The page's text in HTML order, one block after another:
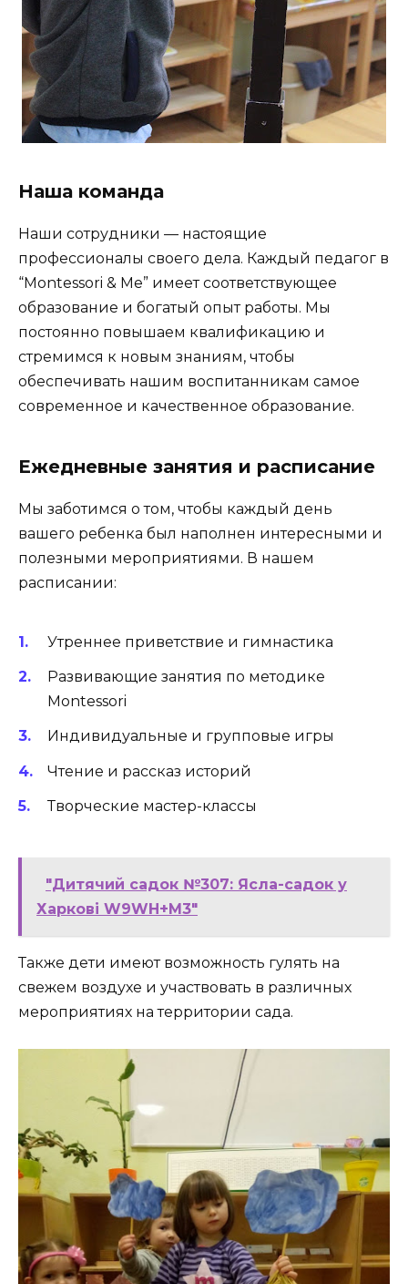
Наша команда
Наши сотрудники — настоящие
профессионалы своего дела. Каждый педагог в
“Montessori & Me” имеет соответствующее
образование и богатый опыт работы. Мы
постоянно повышаем квалификацию и
стремимся к новым знаниям, чтобы
обеспечивать нашим воспитанникам самое
современное и качественное образование.
Ежедневные занятия и расписание
Мы заботимся о том, чтобы каждый день
вашего ребенка был наполнен интересными и
полезными мероприятиями. В нашем
расписании:
Утреннее приветствие и гимнастика
Развивающие занятия по методике
Montessori
Индивидуальные и групповые игры
Чтение и рассказ историй
Творческие мастер-классы
"Дитячий садок №307: Ясла-садок у
Харкові W9WH+M3"
Также дети имеют возможность гулять на
свежем воздухе и участвовать в различных
мероприятиях на территории сада.